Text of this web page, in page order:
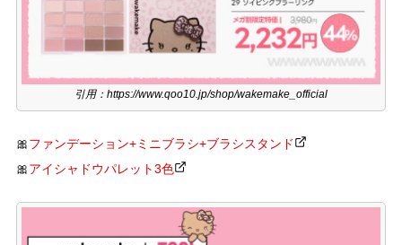
引用：https://www.qoo10.jp/shop/wakemake_official
🎀 ファンデーション+ミニブラシ+ブラシスタンド
🎀 アイシャドウパレット3色